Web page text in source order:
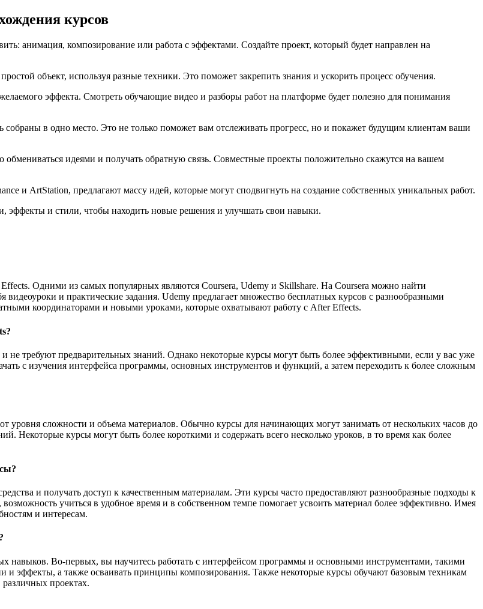
курсов
анимация, композирование или работа с эффектами. Создайте проект, который будет направлен на
объект, используя разные техники. Это поможет закрепить знания и ускорить процесс обучения.
эффекта. Смотреть обучающие видео и разборы работ на платформе будет полезно для понимания
в одно место. Это не только поможет вам отслеживать прогресс, но и покажет будущим клиентам ваши
идеями и получать обратную связь. Совместные проекты положительно скажутся на вашем
и ArtStation, предлагают массу идей, которые могут сподвигнуть на создание собственных уникальных работ.
эффекты и стили, чтобы находить новые решения и улучшать свои навыки.
Одними из самых популярных являются Coursera, Udemy и Skillshare. На Coursera можно найти
и практические задания. Udemy предлагает множество бесплатных курсов с разнообразными
координаторами и новыми уроками, которые охватывают работу с After Effects.
требуют предварительных знаний. Однако некоторые курсы могут быть более эффективными, если у вас уже
с изучения интерфейса программы, основных инструментов и функций, а затем переходить к более сложным
уровня сложности и объема материалов. Обычно курсы для начинающих могут занимать от нескольких часов до
Некоторые курсы могут быть более короткими и содержать всего несколько уроков, в то время как более
и получать доступ к качественным материалам. Эти курсы часто предоставляют разнообразные подходы к
учиться в удобное время и в собственном темпе помогает усвоить материал более эффективно. Имея
и интересам.
навыков. Во-первых, вы научитесь работать с интерфейсом программы и основными инструментами, такими
и эффекты, а также осваивать принципы композирования. Также некоторые курсы обучают базовым техникам
проектах.